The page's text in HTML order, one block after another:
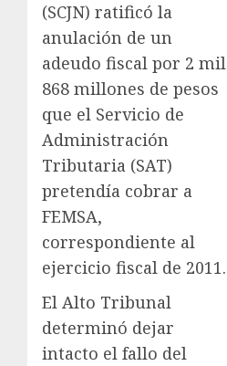
(SCJN) ratificó la
anulación de un
adeudo fiscal por 2 mil
868 millones de pesos
que el Servicio de
Administración
Tributaria (SAT)
pretendía cobrar a
FEMSA,
correspondiente al
ejercicio fiscal de 2011.
El Alto Tribunal
determinó dejar
intacto el fallo del